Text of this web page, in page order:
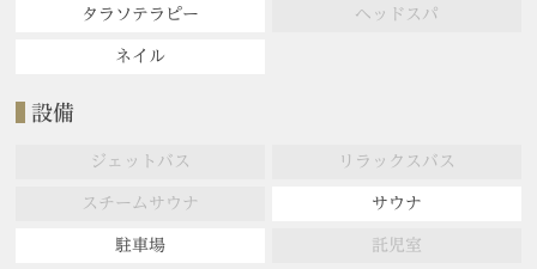
タラソテラピー ヘッドスパ
ネイル
設備
ジェットバス リラックスバス
スチームサウナ サウナ
駐車場 託児室